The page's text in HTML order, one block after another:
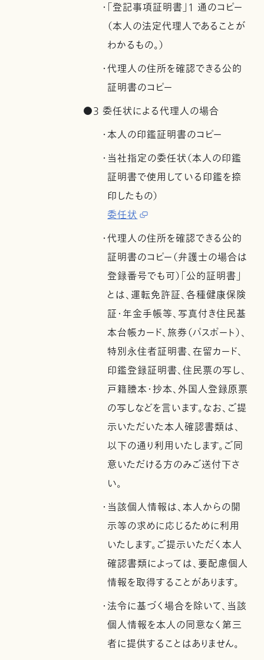
・「登記事項証明書」1 通のコピー
（本人の法定代理人であることが
わかるもの。）
・代理人の住所を確認できる公的
証明書のコピー
●3 委任状による代理人の場合
・本人の印鑑証明書のコピー
・当社指定の委任状（本人の印鑑
証明書で使用している印鑑を捺
印したもの）
委任状
・代理人の住所を確認できる公的
証明書のコピー（弁護士の場合は
登録番号でも可）「公的証明書」
とは、運転免許証、各種健康保険
証・年金手帳等、写真付き住民基
本台帳カード、旅券（パスポート）、
特別永住者証明書、在留カード、
印鑑登録証明書、住民票の写し、
戸籍謄本・抄本、外国人登録原票
の写しなどを言います。なお、ご提
示いただいた本人確認書類は、
以下の通り利用いたします。ご同
意いただける方のみご送付下さ
い。
・当該個人情報は、本人からの開
示等の求めに応じるために利用
いたします。ご提示いただく本人
確認書類によっては、要配慮個人
情報を取得することがあります。
・法令に基づく場合を除いて、当該
個人情報を本人の同意なく第三
者に提供することはありません。